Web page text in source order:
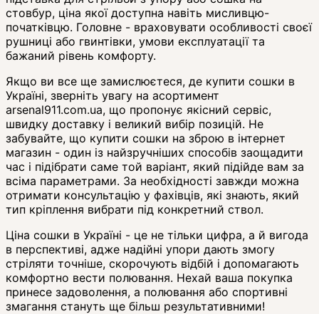
стовбур, ціна якої доступна навіть мисливцю-
початківцю. Головне - враховувати особливості своєї
рушниці або гвинтівки, умови експлуатації та
бажаний рівень комфорту.
Якщо ви все ще замислюєтеся, де купити сошки в
Україні, зверніть увагу на асортимент
arsenal911.com.ua, що пропонує якісний сервіс,
швидку доставку і великий вибір позицій. Не
забувайте, що купити сошки на зброю в інтернет
магазин - один із найзручніших способів заощадити
час і підібрати саме той варіант, який підійде вам за
всіма параметрами. За необхідності завжди можна
отримати консультацію у фахівців, які знають, який
тип кріплення вибрати під конкретний ствол.
Ціна сошки в Україні - це не тільки цифра, а й вигода
в перспективі, адже надійні упори дають змогу
стріляти точніше, скорочують відбій і допомагають
комфортно вести полювання. Нехай ваша покупка
принесе задоволення, а полювання або спортивні
змагання стануть ще більш результативними!